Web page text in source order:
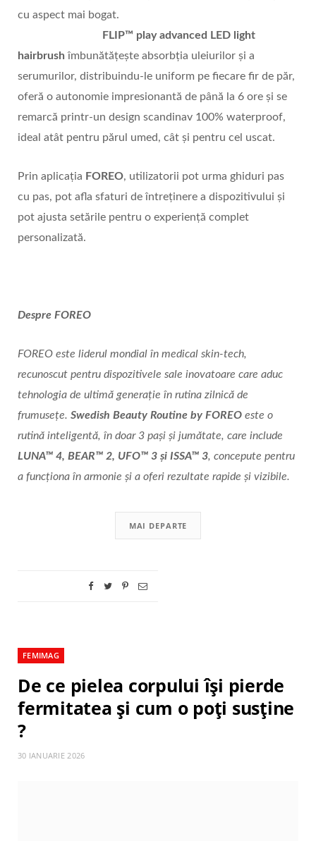
cu aspect mai bogat.
FLIP™ play advanced LED light
hairbrush îmbunătățește absorbția uleiurilor și a
serumurilor, distribuindu-le uniform pe fiecare fir de păr,
oferă o autonomie impresionantă de până la 6 ore și se
remarcă printr-un design scandinav 100% waterproof,
ideal atât pentru părul umed, cât și pentru cel uscat.
Prin aplicația FOREO, utilizatorii pot urma ghiduri pas
cu pas, pot afla sfaturi de întreținere a dispozitivului și
pot ajusta setările pentru o experiență complet
personalizată.
Despre FOREO
FOREO este liderul mondial în medical skin-tech,
recunoscut pentru dispozitivele sale inovatoare care aduc
tehnologia de ultimă generație în rutina zilnică de
frumusețe. Swedish Beauty Routine by FOREO este o
rutină inteligentă, în doar 3 pași și jumătate, care include
LUNA™ 4, BEAR™ 2, UFO™ 3 și ISSA™ 3, concepute pentru
a funcționa în armonie și a oferi rezultate rapide și vizibile.
MAI DEPARTE
FEMIMAG
De ce pielea corpului își pierde
fermitatea și cum o poți susține
?
30 IANUARIE 2026